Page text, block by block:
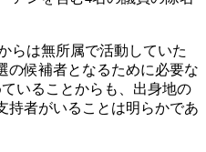
らは無所属で活動していた
の候補者となるために必要な
いることからも、出身地の
持者がいることは明らかであ